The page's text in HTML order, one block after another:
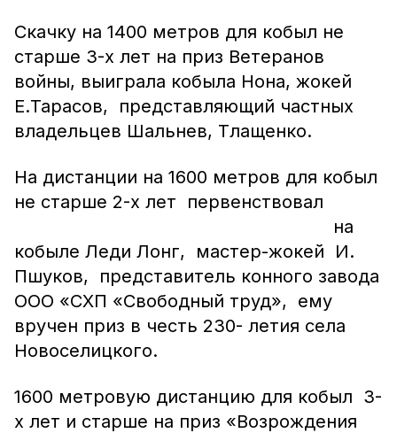
Скачку на 1400 метров для кобыл не
старше 3-х лет на приз Ветеранов
войны, выиграла кобыла Нона, жокей
Е.Тарасов, представляющий частных
владельцев Шальнев, Тлащенко.
На дистанции на 1600 метров для кобыл
не старше 2-х лет первенствовал
на
кобыле Леди Лонг, мастер-жокей И.
Пшуков, представитель конного завода
ООО «СХП «Свободный труд», ему
вручен приз в честь 230- летия села
Новоселицкого.
1600 метровую дистанцию для кобыл 3-
х лет и старше на приз «Возрождения